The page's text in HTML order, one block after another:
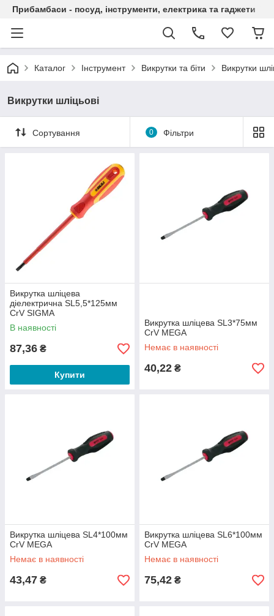
Прибамбаси - посуд, інструменти, електрика та гаджети
Каталог Інструмент Викрутки та біти Викрутки
Викрутки шліцьові
Сортування 0 Фільтри
Викрутка шліцева
діелектрична SL5,5*125мм
CrV SIGMA
В наявності
87,36 ₴
Купити
Викрутка шліцева SL3*75мм
CrV MEGA
Немає в наявності
40,22 ₴
Викрутка шліцева SL4*100мм
CrV MEGA
Немає в наявності
43,47 ₴
Викрутка шліцева SL6*100мм
CrV MEGA
Немає в наявності
75,42 ₴